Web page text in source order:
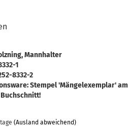
Mannhalter
1
8332-2
Stempel 'Mängelexemplar' am
(Ausland abweichend)